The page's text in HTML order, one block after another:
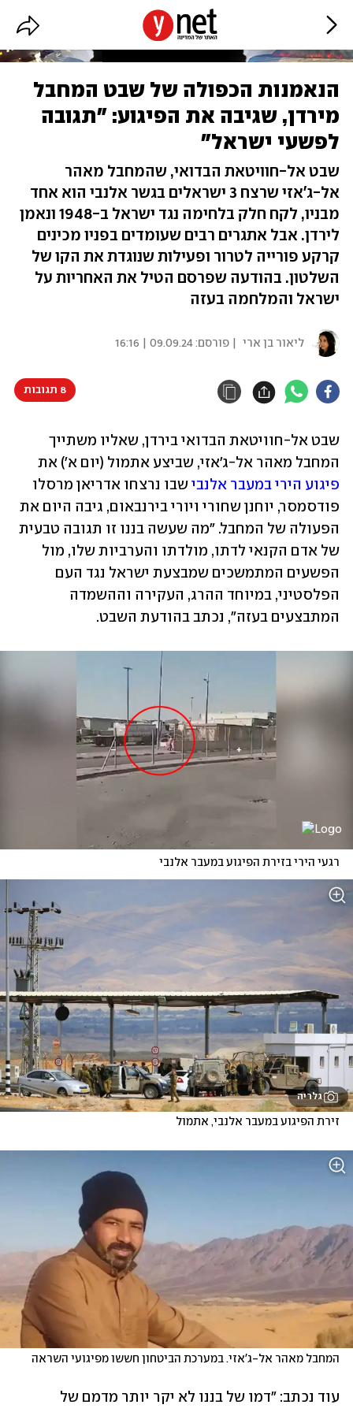
הנאמנות הכפולה של שבט המחבל
מירדן, שגיבה את הפיגוע: "תגובה
לפשעי ישראל"
שבט אל-חוויטאת הבדואי, שהמחבל מאהר
אל-ג'אזי שרצח 3 ישראלים בגשר אלנבי הוא אחד
מבניו, לקח חלק בלחימה נגד ישראל ב-1948 ונאמן
לירדן. אבל אתגרים רבים שעומדים בפניו מכינים
קרקע פורייה לטרור ופעילות שנוגדת את הקו של
השלטון. בהודעה שפרסם הטיל את האחריות על
ישראל והמלחמה בעזה
ליאור בן ארי | פורסם:09.09.24 | 16:16
8 תגובות
המחבל מאהר אל-ג'אזי, שביצע אתמול (יום א') את
פיגוע הירי במעבר אלנבי
המתבצעים בעזה", נכתב בהודעת השבט.
רגעי הירי בזירת הפיגוע במעבר אלנבי
גלריה
זירת הפיגוע במעבר אלנבי, אתמול
המחבל מאהר אל-ג'אזי. במערכת הביטחון חששו מפיגועי השראה